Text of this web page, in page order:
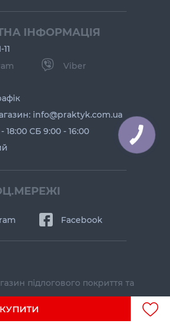
КУПИТИ
ІНФОРМАЦІЯ
Viber
info@praktyk.com.ua
СБ 9:00 - 16:00
Facebook
підлогового покриття та